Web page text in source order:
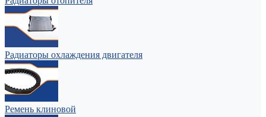
Радиаторы охлаждения двигателя
Ремень клиновой